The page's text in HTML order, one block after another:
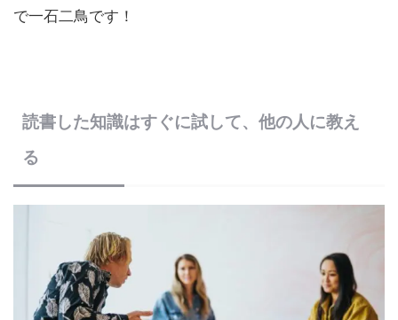
で一石二鳥です！
読書した知識はすぐに試して、他の人に教え
る